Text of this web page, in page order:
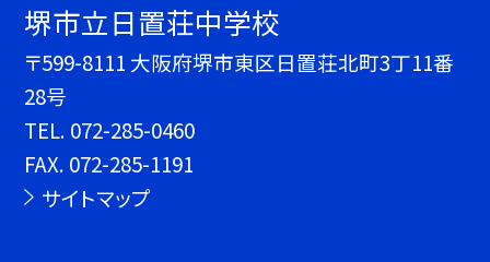
堺市立日置荘中学校
〒599-8111 大阪府堺市東区日置荘北町3丁11番
28号
TEL. 072-285-0460
FAX. 072-285-1191
サイトマップ